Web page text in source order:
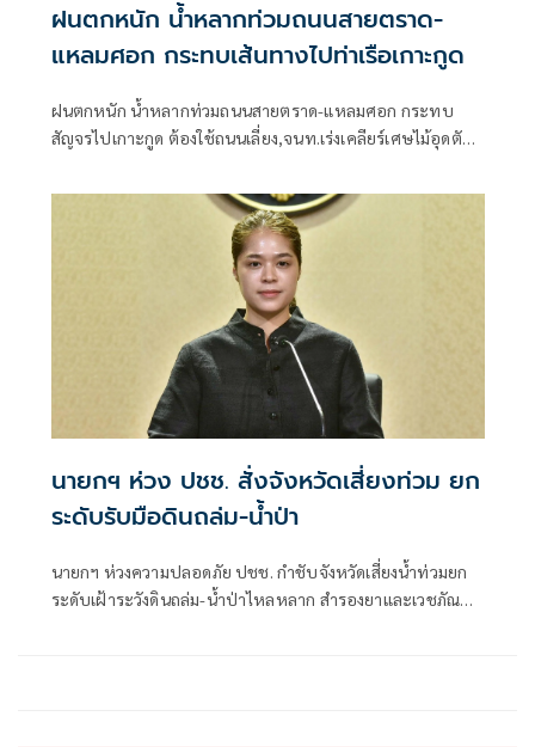
ฝนตกหนัก น้ำหลากท่วมถนนสายตราด-
แหลมศอก กระทบเส้นทางไปท่าเรือเกาะกูด
ฝนตกหนัก น้ำหลากท่วมถนนสายตราด-แหลมศอก กระทบ
สัญจรไปเกาะกูด ต้องใช้ถนนเลี่ยง,จนท.เร่งเคลียร์เศษไม้อุดตัน
นายกฯ ห่วง ปชช. สั่งจังหวัดเสี่ยงท่วม ยก
ระดับรับมือดินถล่ม-น้ำป่า
นายกฯ ห่วงความปลอดภัย ปชช. กำชับจังหวัดเสี่ยงน้ำท่วมยก
ระดับเฝ้าระวังดินถล่ม-น้ำป่าไหลหลาก สำรองยาและเวชภัณฑ์